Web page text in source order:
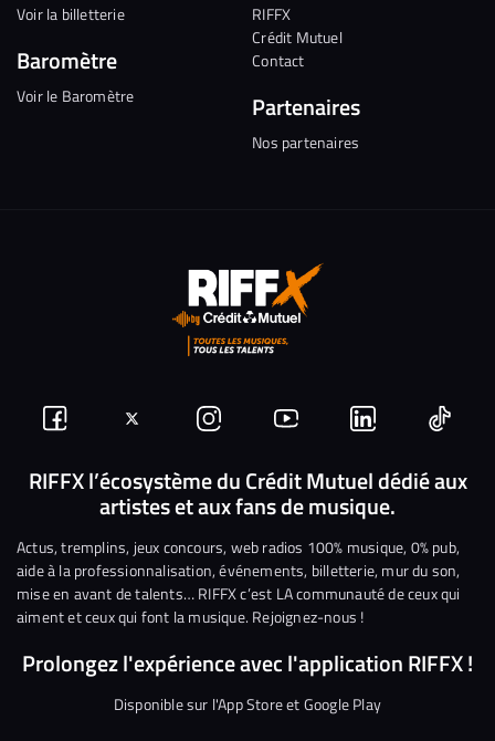
Voir la billetterie
Baromètre
Voir le Baromètre
RIFFX
Crédit Mutuel
Contact
Partenaires
Nos partenaires
Suivez-
nous
Facebook
Suivez-
nous
sur
Twitter
Nous
rejoindre
sur
Instagram
Nous
rejoindre
sur
YouTube
Nous
rejoindre
sur
Linkedin
Nous
RIFFX l’écosystème du Crédit Mutuel dédié aux
artistes et aux fans de musique.
Actus, tremplins, jeux concours, web radios 100% musique, 0% pub,
aide à la professionnalisation, événements, billetterie, mur du son,
mise en avant de talents… RIFFX c’est LA communauté de ceux qui
aiment et ceux qui font la musique. Rejoignez-nous !
Prolongez l'expérience avec l'application RIFFX !
Disponible sur l'App Store et Google Play